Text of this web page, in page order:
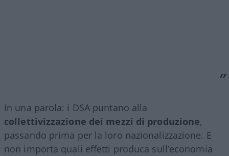
In una parola: i DSA puntano alla
collettivizzazione dei mezzi di produzione,
passando prima per la loro nazionalizzazione. E
non importa quali effetti produca sull’economia